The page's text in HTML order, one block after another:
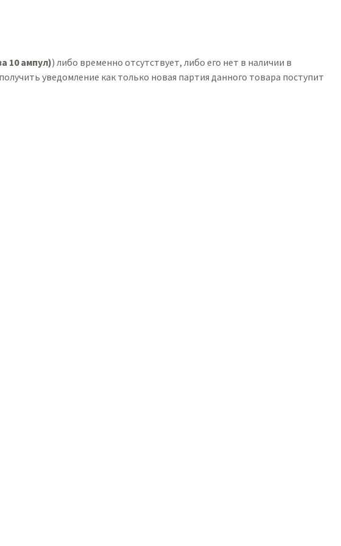
10 ампул)) либо временно отсутствует, либо его нет в наличии в
уведомление как только новая партия данного товара поступит